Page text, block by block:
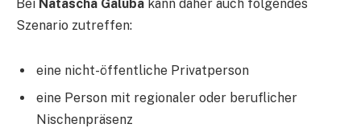
Bei Natascha Galuba kann daher auch folgendes
Szenario zutreffen:
eine nicht-öffentliche Privatperson
eine Person mit regionaler oder beruflicher
Nischenpräsenz